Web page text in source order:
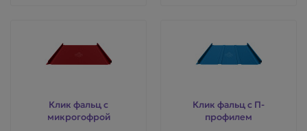
Клик фальц с
микрогофрой
Клик фальц с П-
профилем